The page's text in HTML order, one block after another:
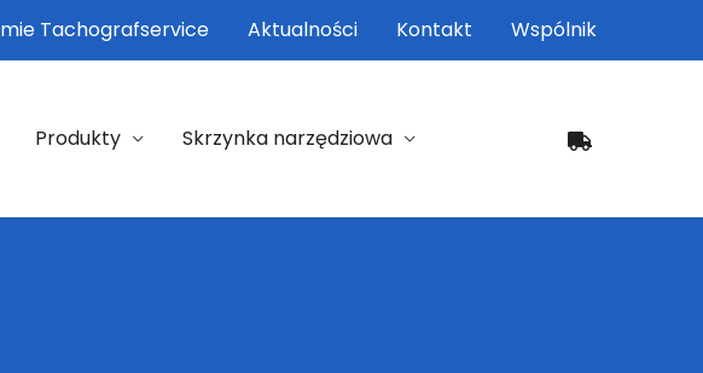
Tachografservice Aktualności Kontakt Wspólnik
Produkty Skrzynka narzędziowa